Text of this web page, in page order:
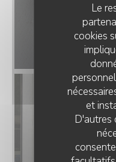
Le
cookies
et
D'autres